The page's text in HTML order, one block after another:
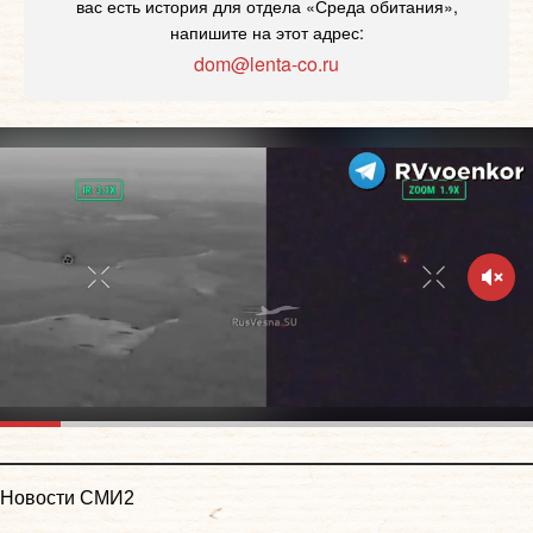
вас есть история для отдела «Среда обитания»,
напишите на этот адрес:
dom@lenta-co.ru
Новости СМИ2